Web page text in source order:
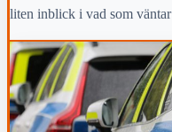
liten inblick i vad som